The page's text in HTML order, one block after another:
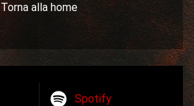
Torna alla home
Spotify